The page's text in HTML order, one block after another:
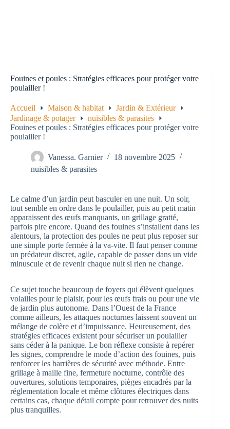
Fouines et poules : Stratégies efficaces pour protéger votre
poulailler !
Accueil Maison & habitat
Jardin & Extérieur
Jardinage & potager
nuisibles & parasites
Fouines et poules : Stratégies efficaces pour protéger votre
poulailler !
Vanessa. Garnier
18 novembre 2025
nuisibles & parasites
Le calme d’un jardin peut basculer en une nuit. Un soir,
tout semble en ordre dans le poulailler, puis au petit matin
apparaissent des œufs manquants, un grillage gratté,
parfois pire encore. Quand des fouines s’installent dans les
alentours, la protection des poules ne peut plus reposer sur
une simple porte fermée à la va-vite. Il faut penser comme
un prédateur discret, agile, capable de passer dans un vide
minuscule et de revenir chaque nuit si rien ne change.
Ce sujet touche beaucoup de foyers qui élèvent quelques
volailles pour le plaisir, pour les œufs frais ou pour une vie
de jardin plus autonome. Dans l’Ouest de la France
comme ailleurs, les attaques nocturnes laissent souvent un
mélange de colère et d’impuissance. Heureusement, des
stratégies efficaces existent pour sécuriser un poulailler
sans céder à la panique. Le bon réflexe consiste à repérer
les signes, comprendre le mode d’action des fouines, puis
renforcer les barrières de sécurité avec méthode. Entre
grillage à maille fine, fermeture nocturne, contrôle des
ouvertures, solutions temporaires, pièges encadrés par la
réglementation locale et même clôtures électriques dans
certains cas, chaque détail compte pour retrouver des nuits
plus tranquilles.